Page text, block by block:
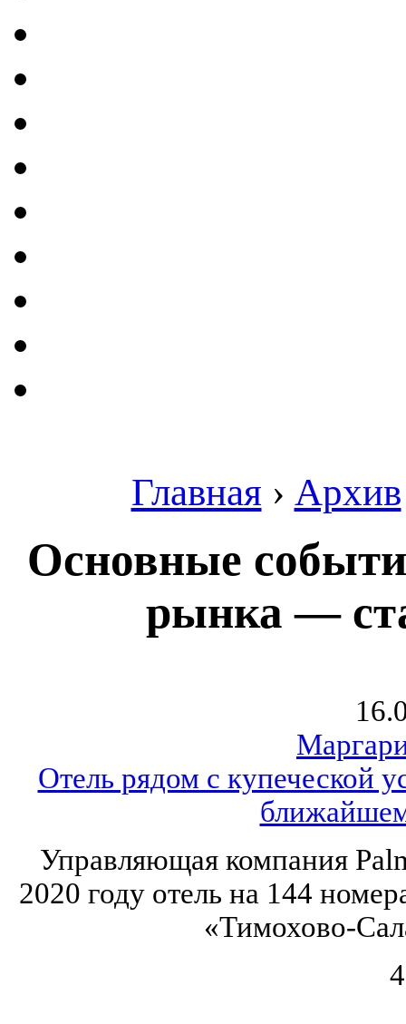
Главная › Архив
Основные
рынка —
Отель рядом с купеческой
Управляющая компания
2020 году отель на 144
«Тимохово-